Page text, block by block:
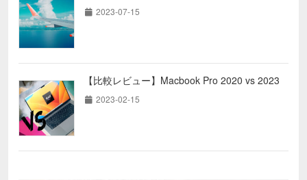
2023-07-15
【比較レビュー】Macbook Pro 2020 vs 2023
2023-02-15